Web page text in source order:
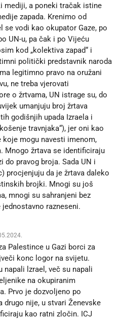
mediji, a poneki tračak istine
zapada. Krenimo od
se vodi kao okupator Gaze, po
UN-u, pa čak i po Vijeću
kod „kolektiva zapad“ i
politički predstavnik naroda
legitimno pravo na oružani
ne treba vjerovati
o žrtvama, UN istrage su, do
umanjuju broj žrtava
godišnjih upada Izraela i
travnjaka“), jer oni kao
koje mogu navesti imenom,
Mnogo žrtava se identificiraju
do pravog broja. Sada UN i
procjenjuju da je žrtava daleko
brojki. Mnogi su još
mnogi su sahranjeni bez
razneseni.
Palestince u Gazi borci za
konc logor na svijetu.
napali lzrael, več su napali
na okupiranim
Prvo je dozvoljeno po
drugo nije, u stvari Ženevske
kao ratni zločin. ICJ